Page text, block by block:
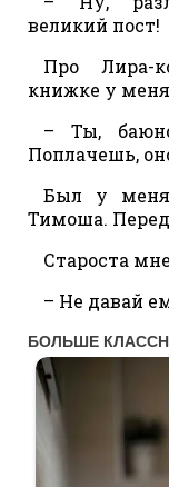
великий пост!
Про Лира-
книжке у
– Ты,
Поплачешь,
Был у меня
Тимоша.
Староста
– Не давай